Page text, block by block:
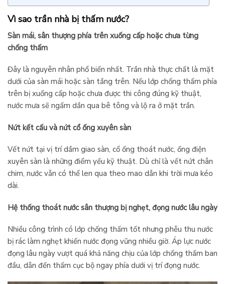
Vì sao trần nhà bị thấm nước?
Sàn mái, sân thượng phía trên xuống cấp hoặc chưa từng
chống thấm
Đây là nguyên nhân phổ biến nhất. Trần nhà thực chất là mặt
dưới của sàn mái hoặc sàn tầng trên. Nếu lớp chống thấm phía
trên bị xuống cấp hoặc chưa được thi công đúng kỹ thuật,
nước mưa sẽ ngấm dần qua bê tông và lộ ra ở mặt trần.
Nứt kết cấu và nứt cổ ống xuyên sàn
Vết nứt tại vị trí dầm giao sàn, cổ ống thoát nước, ống điện
xuyên sàn là những điểm yếu kỹ thuật. Dù chỉ là vết nứt chân
chim, nước vẫn có thể len qua theo mao dẫn khi trời mưa kéo
dài.
Hệ thống thoát nước sân thượng bị nghẹt, đọng nước lâu ngày
Nhiều công trình có lớp chống thấm tốt nhưng phễu thu nước
bị rác làm nghẹt khiến nước đọng vũng nhiều giờ. Áp lực nước
đọng lâu ngày vượt quá khả năng chịu của lớp chống thấm ban
đầu, dẫn đến thấm cục bộ ngay phía dưới vị trí đọng nước.